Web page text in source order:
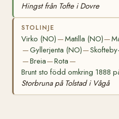
Hingst från Tofte i Dovre
STOLINJE
Virko (NO) —Matilla (NO)—
—Gyllerjenta (NO)—
—Breia—Rota —
Brunt sto född omkring 1888
Storbruna på Tolstad i Vågå